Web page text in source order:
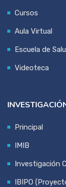
Cursos
Aula Virtual
Escuela de
Videoteca
Principal
IMIB
Investigación
IBIPO